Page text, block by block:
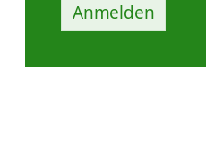
Anmelden